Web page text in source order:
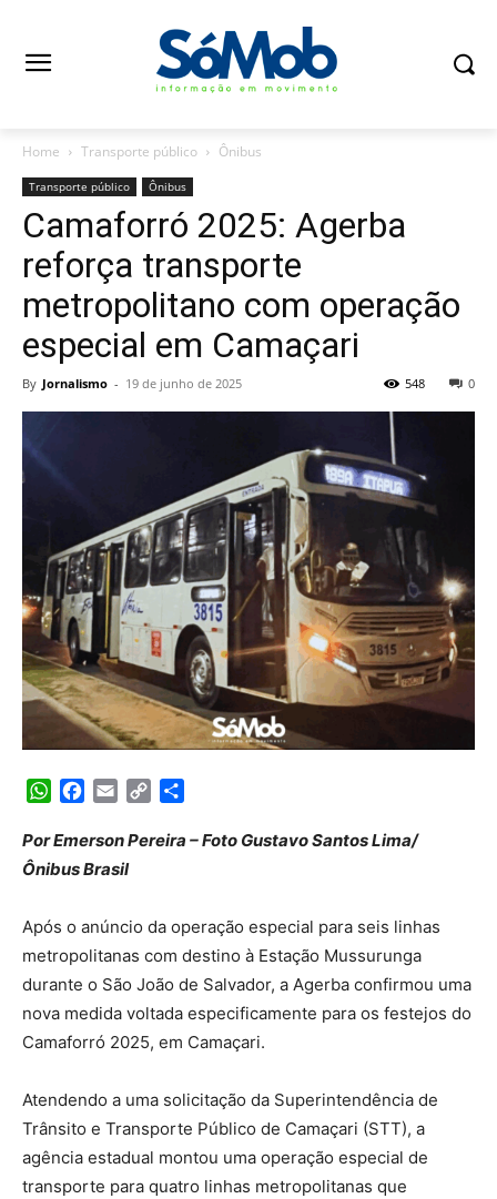
Home Transporte público Ônibus
Transporte público Ônibus
Camaforró 2025: Agerba
reforça transporte
metropolitano com operação
especial em Camaçari
By Jornalismo - 19 de junho de 2025 0
548
WhatsApp
Facebook
Email Copy
Por Emerson Pereira – Foto Gustavo Santos Lima/
Ônibus Brasil
Após o anúncio da operação especial para seis linhas
metropolitanas com destino à Estação Mussurunga
durante o São João de Salvador, a Agerba confirmou uma
nova medida voltada especificamente para os festejos do
Camaforró 2025, em Camaçari.
Atendendo a uma solicitação da Superintendência de
Trânsito e Transporte Público de Camaçari (STT), a
agência estadual montou uma operação especial de
transporte para quatro linhas metropolitanas que